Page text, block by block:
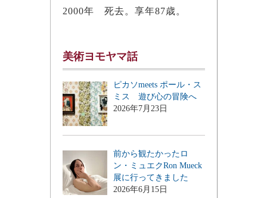
2000年 死去。享年87歳。
美術ヨモヤマ話
ピカソmeets ポール・ス
ミス 遊び心の冒険へ
2026年7月23日
前から観たかったロ
ン・ミュエクRon Mueck
展に行ってきました
2026年6月15日